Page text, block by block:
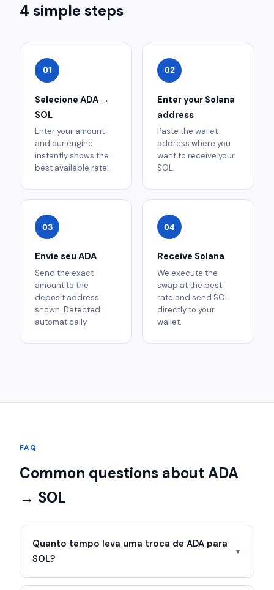
4 simple steps
01
Selecione ADA →
SOL
Enter your amount
and our engine
instantly shows the
best available rate.
02
Enter your Solana
address
Paste the wallet
address where you
want to receive your
SOL.
03
Envie seu ADA
Send the exact
amount to the
deposit address
shown. Detected
automatically.
04
Receive Solana
We execute the
swap at the best
rate and send SOL
directly to your
wallet.
FAQ
Common questions about ADA
→ SOL
Quanto tempo leva uma troca de ADA para
SOL?
▼